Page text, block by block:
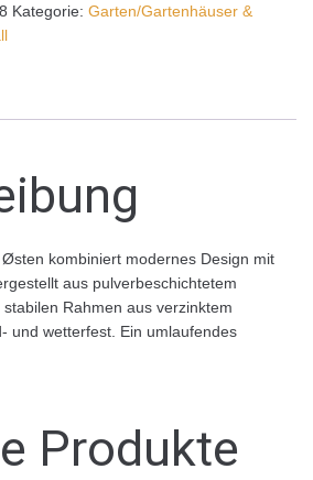
Kategorie: Garten/Gartenhäuser &
kombiniert modernes Design mit
aus pulverbeschichtetem
Rahmen aus verzinktem
und wetterfest. Ein umlaufendes
Produkte